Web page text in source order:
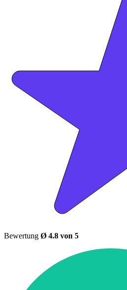
Bewertung Ø 4.8 von 5